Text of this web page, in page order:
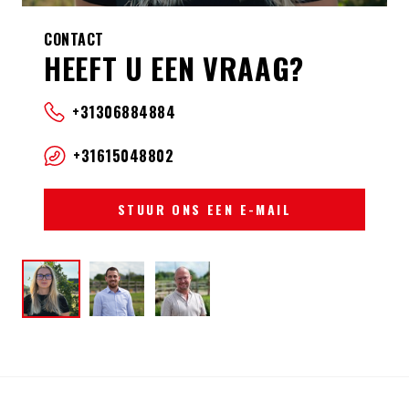
CONTACT
HEEFT U EEN VRAAG?
+31306884884
+31615048802
STUUR ONS EEN E-MAIL